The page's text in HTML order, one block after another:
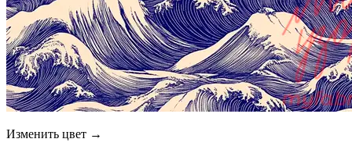
Изменить цвет →